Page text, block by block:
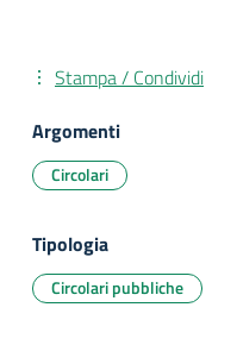
Stampa / Condividi
Argomenti
Circolari
Tipologia
Circolari pubbliche